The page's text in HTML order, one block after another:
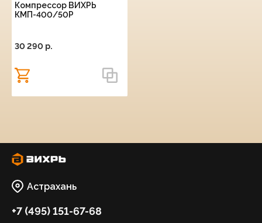
Компрессор ВИХРЬ
КМП-400/50Р
30 290 p.
Астрахань
+7 (495) 151-67-68